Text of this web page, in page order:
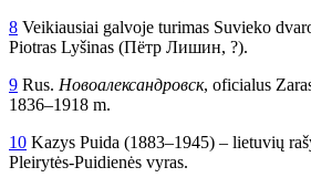
8 Veikiausiai galvoje turimas Suvieko
Piotras Lyšinas (Пётр Лишин, ?).
9 Rus. Новоалександровск, oficialus
1836–1918 m.
10 Kazys Puida (1883–1945) – lietuvių
Pleirytės-Puidienės vyras.